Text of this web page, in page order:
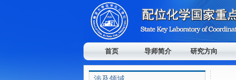
首页 导师简介 研究方向